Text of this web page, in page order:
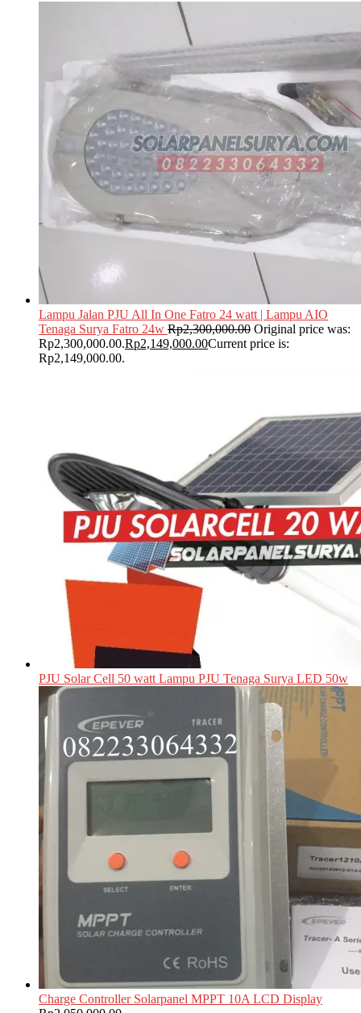
Lampu Jalan PJU All In One Fatro 24 watt | Lampu AIO
Tenaga Surya Fatro 24w Rp2,300,000.00 Original price was:
Rp2,300,000.00.Rp2,149,000.00Current price is:
Rp2,149,000.00.
PJU Solar Cell 50 watt Lampu PJU Tenaga Surya LED 50w
Charge Controller Solarpanel MPPT 10A LCD Display